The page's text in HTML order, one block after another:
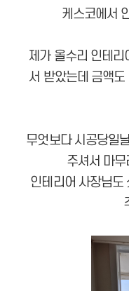
케스코에서
제가 올수리 인테리
서 받았는데 금액도
무엇보다 시공당일
주셔서 마
인테리어 사장님도